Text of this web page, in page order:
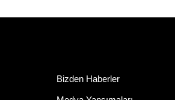
Bizden Haberler